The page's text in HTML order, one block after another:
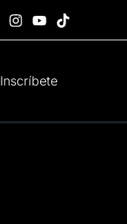
Inscríbete